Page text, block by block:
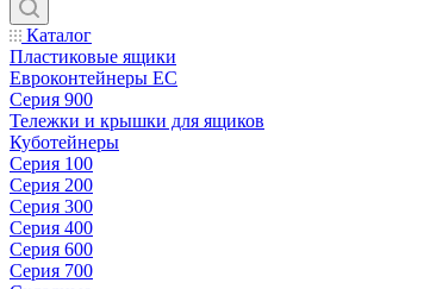
Каталог
Пластиковые ящики
Евроконтейнеры ЕС
Серия 900
Тележки и крышки для ящиков
Куботейнеры
Серия 100
Серия 200
Серия 300
Серия 400
Серия 600
Серия 700